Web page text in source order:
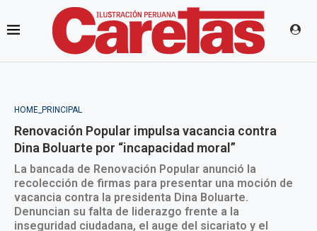
HOME_PRINCIPAL
Renovación Popular impulsa vacancia contra
Dina Boluarte por “incapacidad moral”
La bancada de Renovación Popular anunció la
recolección de firmas para presentar una moción de
vacancia contra la presidenta Dina Boluarte.
Denuncian su falta de liderazgo frente a la
inseguridad ciudadana, el auge del sicariato y el